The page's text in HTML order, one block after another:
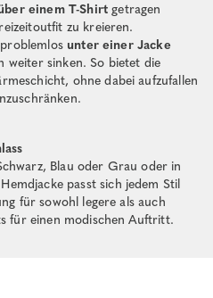
einem T-Shirt getragen
zu kreieren.
unter einer Jacke
weiter sinken. So bietet die
ohne dabei aufzufallen
Blau oder Grau oder in
passt sich jedem Stil
für sowohl legere als auch
für einen modischen Auftritt.